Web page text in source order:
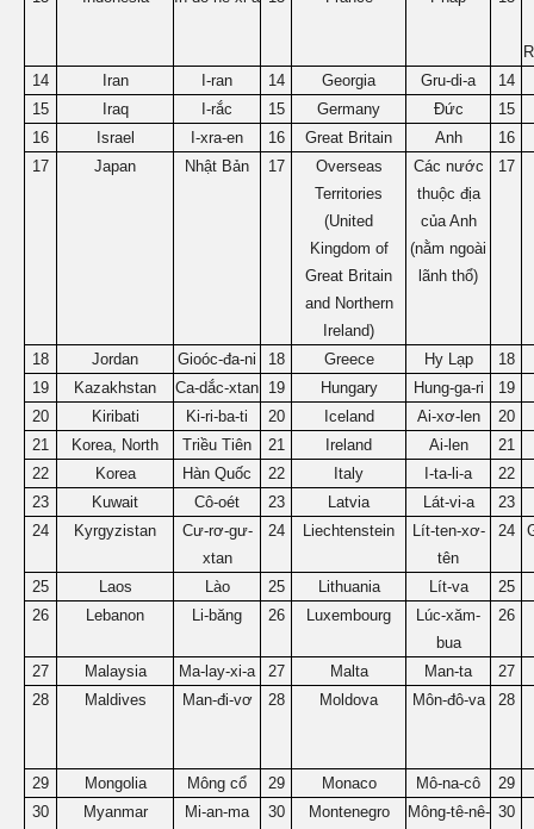
14
Iran I-ran 14 Georgia Gru-di-a
14
15
Iraq I-rắc 15 Germany Đức
15
16
Israel I-xra-en 16 Great Britain Anh
16
17
Japan Nhật Bản 17
Overseas
Territories
(United
Kingdom of
Great Britain
and Northern
Ireland)
Các nước
thuộc địa
của Anh
(nằm ngoài
lãnh thổ)
17
18 Jordan Gioóc-đa-ni 18 Greece Hy Lạp
18
19
Kazakhstan Ca-dắc-xtan 19 Hungary Hung-ga-ri
19
20
Kiribati Ki-ri-ba-ti 20 Iceland Ai-xơ-len
20
21
Korea, North Triều Tiên 21 Ireland Ai-len
21
22
Korea Hàn Quốc 22 Italy I-ta-li-a
22
23
Kuwait Cô-oét 23 Latvia Lát-vi-a
23
24
Kyrgyzistan
Cư-rơ-gư-
xtan
24 Liechtenstein
Lít-ten-xơ-
tên
24
25 Laos Lào 25 Lithuania Lít-va
25
26
Lebanon Li-băng 26 Luxembourg
Lúc-xăm-
bua
26
27 Malaysia Ma-lay-xi-a 27 Malta Man-ta
27
28
Maldives Man-đi-vơ 28 Moldova Môn-đô-va 28
29 Mongolia Mông cổ 29 Monaco Mô-na-cô
29
30
Myanmar Mi-an-ma 30 Montenegro
Mông-tê-nê- 30